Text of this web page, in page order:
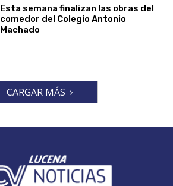
Esta semana finalizan las obras del
comedor del Colegio Antonio
Machado
CARGAR MÁS